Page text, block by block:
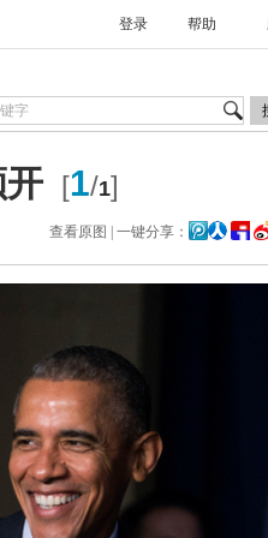
帮助
登录
开 [1/1]
查看原图 | 一键分享：